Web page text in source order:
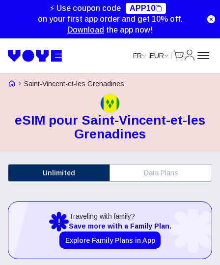
⚡ Use coupon code
APP10
on your first app order and get 10% off.
Download the app now!
FR EUR
Voye Homepage
Saint-Vincent-et-les Grenadines
eSIM pour Saint-Vincent-et-les
Grenadines
Unlimited Data Plans
Traveling with family?
Save more with a Family Plan.
Explore Family Plans in App